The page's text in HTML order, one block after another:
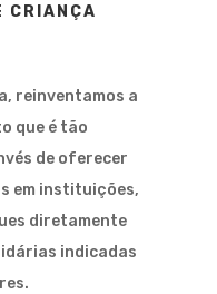
CRIANÇA
reinventamos a
que é tão
de oferecer
em instituições,
diretamente
indicadas